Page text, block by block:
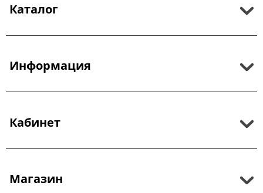
Каталог
Информация
Кабинет
Магазин